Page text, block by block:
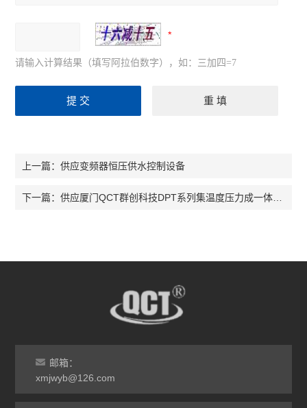
请输入计算结果（填写阿拉伯数字），如：三加四=7
上一篇：供应变频器恒压供水控制设备
下一篇：供应厦门QCT群创科技DPT系列集温度压力成一体的智能数字压力温度表
邮箱：
xmjwyb@126.com